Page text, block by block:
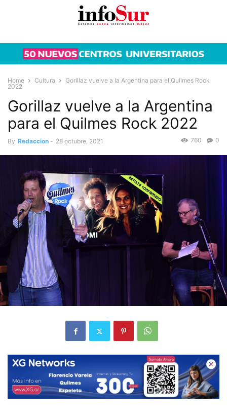
Home Cultura
Gorillaz vuelve a la Argentina para el Quilmes Rock
2022
Gorillaz vuelve a la Argentina
para el Quilmes Rock 2022
By Redaccion - 28 octubre, 2021 0
760